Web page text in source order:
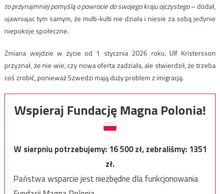
to przynajmniej pomyślą o powrocie do swojego kraju ojczystego– dodał,
ujawniajac tym samym, że multi-kulti nie działa i niesie za sobą jedynie
niepokoje społeczne.
Zmiana wejdzie w życie od 1 stycznia 2026 roku. Ulf Kristersson
przyznał, że nie wie, czy nowa oferta zadziała, ale stwierdził, że trzeba
coś zrobić, ponieważ Szwedzi mają duży problem z imigracją.
Wspieraj Fundację Magna Polonia!
W sierpniu potrzebujemy:16 500zł, zebraliśmy:1351
zł.
Państwa wsparcie jest niezbędne dla funkcjonowania